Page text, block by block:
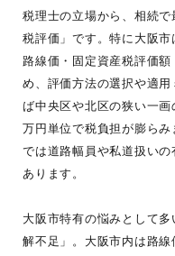
税理士の立場から、相続
税評価」です。特に大阪市
路線価・固定資産税評価
め、評価方法の選択や適用
ば中央区や北区の狭い一
万円単位で税負担が膨ら
では道路幅員や私道扱い
あります。
大阪市特有の悩みとして
解不足」。大阪市内は路